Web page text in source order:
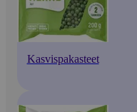
Kasvispakasteet